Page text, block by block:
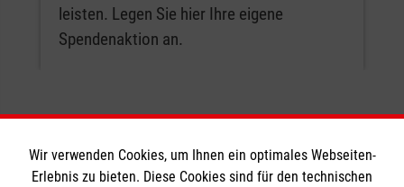
leisten. Legen Sie hier Ihre eigene
Spendenaktion an.
Wir verwenden Cookies, um Ihnen ein optimales Webseiten-
Erlebnis zu bieten. Diese Cookies sind für den technischen